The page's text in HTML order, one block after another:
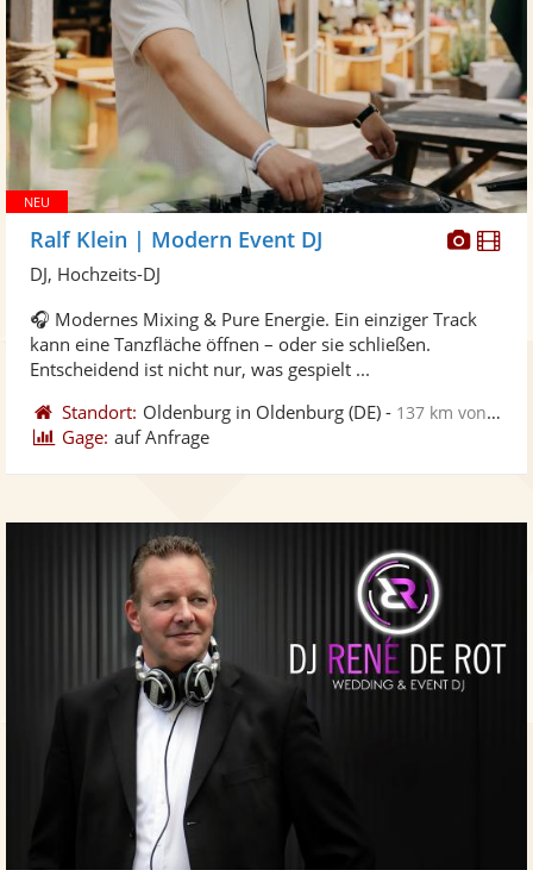
Fotos
Ralf Klein | Modern Event DJ
DJ, Hochzeits-DJ
🎧 Modernes Mixing & Pure Energie. Ein einziger Track
kann eine Tanzfläche öffnen – oder sie schließen.
Entscheidend ist nicht nur, was gespielt ...
Standort: Oldenburg in Oldenburg (DE) - 137 km von Henstedt-Ulzburg
Gage: auf Anfrage